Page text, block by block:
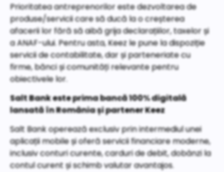
Prioritatea antreprenorilor este dezvoltarea de
produse/servicii care să ducă la o creșterea
afacerii lor fără să aibă grija declarațiilor, taxelor și
a ANAF-ului. Pentru asta, Keez le pune la dispoziție
servicii de contabilitate, dar și parteneriate cu
firme, bănci și comunități relevante pentru
obiectivele lor.
Salt Bank este prima bancă 100% digitală
lansată în România și partener Keez
Salt Bank operează exclusiv prin intermediul unei
aplicații mobile și oferă servicii financiare moderne,
inclusiv conturi curente, carduri de debit, dobânzi la
contul curent și schimb valutar avantajos.